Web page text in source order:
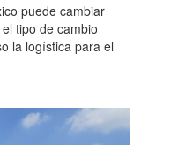
puede cambiar
tipo de cambio
la logística para el